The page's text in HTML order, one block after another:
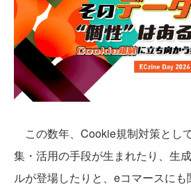
この数年、Cookie規制対策とし
集・活用の手段が生まれたり、生
ルが登場したりと、eコマースに